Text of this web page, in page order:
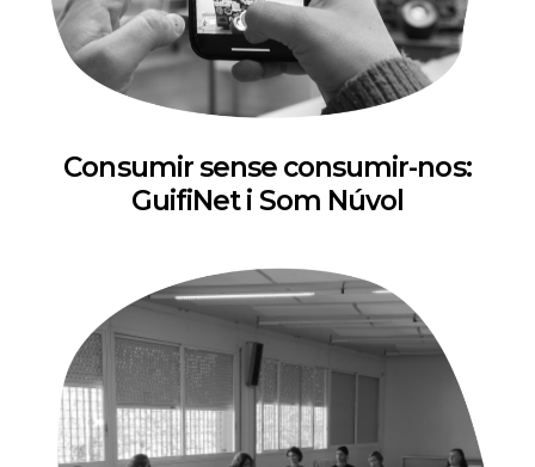
Consumir sense consumir-nos:
GuifiNet i Som Núvol